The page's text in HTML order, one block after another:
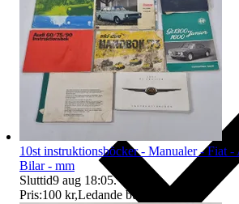
10st instruktionsböcker - Manualer - Fiat
Bilar - mm
Sluttid9 aug 18:05.
Pris:100 kr,Ledande bud